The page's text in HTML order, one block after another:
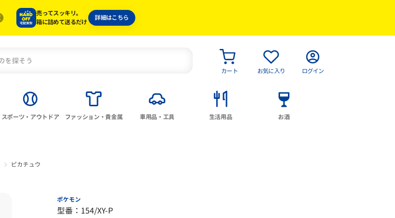
売ってスッキリ。
箱に詰めて送るだけ
詳細はこちら
カート お気に入り ログイン
スポーツ・アウトドア ファッション・貴金属 車用品・工具 生活用品 お酒
ピカチュウ
ポケモン
型番：154/XY-P